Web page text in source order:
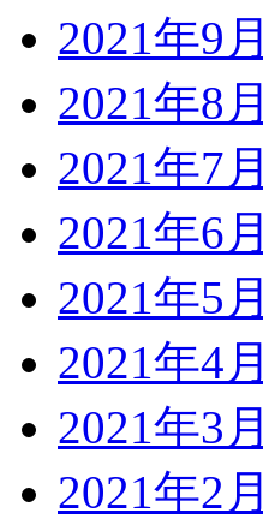
2021年9月
2021年8月
2021年7月
2021年6月
2021年5月
2021年4月
2021年3月
2021年2月